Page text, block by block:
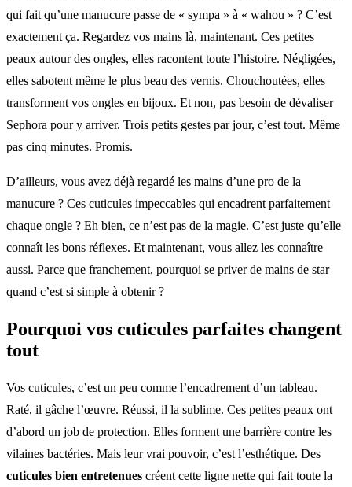
qui fait qu’une manucure passe de « sympa » à « wahou » ? C’est
exactement ça. Regardez vos mains là, maintenant. Ces petites
peaux autour des ongles, elles racontent toute l’histoire. Négligées,
elles sabotent même le plus beau des vernis. Chouchoutées, elles
transforment vos ongles en bijoux. Et non, pas besoin de dévaliser
Sephora pour y arriver. Trois petits gestes par jour, c’est tout. Même
pas cinq minutes. Promis.
D’ailleurs, vous avez déjà regardé les mains d’une pro de la
manucure ? Ces cuticules impeccables qui encadrent parfaitement
chaque ongle ? Eh bien, ce n’est pas de la magie. C’est juste qu’elle
connaît les bons réflexes. Et maintenant, vous allez les connaître
aussi. Parce que franchement, pourquoi se priver de mains de star
quand c’est si simple à obtenir ?
Pourquoi vos cuticules parfaites changent
tout
Vos cuticules, c’est un peu comme l’encadrement d’un tableau.
Raté, il gâche l’œuvre. Réussi, il la sublime. Ces petites peaux ont
d’abord un job de protection. Elles forment une barrière contre les
vilaines bactéries. Mais leur vrai pouvoir, c’est l’esthétique. Des
cuticules bien entretenues créent cette ligne nette qui fait toute la